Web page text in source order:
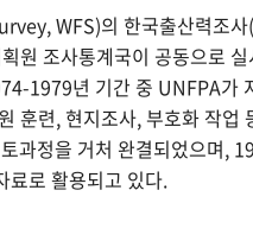
WFS)의 한국출산력
원 조사통계국이 공동으로
1979년 기간 중 UNFPA가
훈련, 현지조사, 부호화 작업
과정을 거처 완결되었으며,
료로 활용되고 있다.